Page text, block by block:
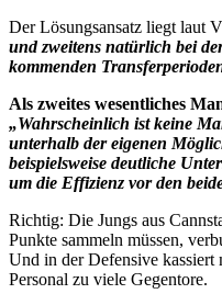
Der Lösungsansatz liegt laut
und zweitens natürlich bei
kommenden
Als zweites wesentliches
„Wahrscheinlich ist keine
unterhalb der eigenen
beispielsweise deutliche
um die Effizienz vor den
Richtig: Die Jungs aus
Punkte sammeln müssen,
Und in der Defensive kassiert
Personal zu viele Gegentore.